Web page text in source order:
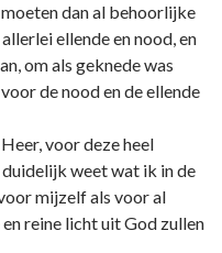
dan al behoorlijke
ellende en nood, en
om als geknede was
de nood en de ellende
voor deze heel
weet wat ik in de
mijzelf als voor al
reine licht uit God zullen